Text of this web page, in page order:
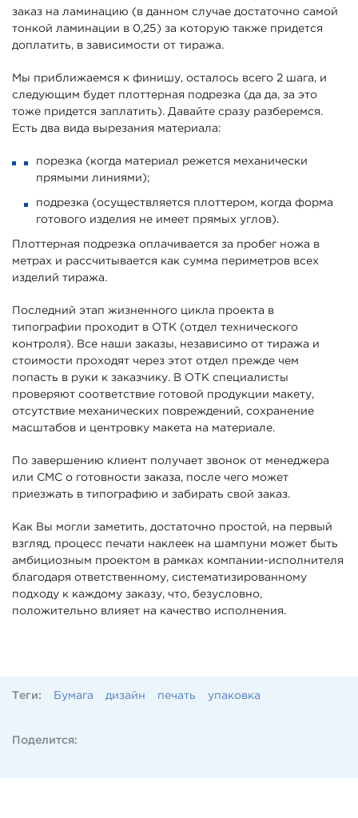
заказ на ламинацию (в данном случае достаточно самой
тонкой ламинации в 0,25) за которую также придется
доплатить, в зависимости от тиража.
Мы приближаемся к финишу, осталось всего 2 шага, и
следующим будет плоттерная подрезка (да да, за это
тоже придется заплатить). Давайте сразу разберемся.
Есть два вида вырезания материала:
порезка (когда материал режется механически
прямыми линиями);
подрезка (осуществляется плоттером, когда форма
готового изделия не имеет прямых углов).
Плоттерная подрезка оплачивается за пробег ножа в
метрах и рассчитывается как сумма периметров всех
изделий тиража.
Последний этап жизненного цикла проекта в
типографии проходит в ОТК (отдел технического
контроля). Все наши заказы, независимо от тиража и
стоимости проходят через этот отдел прежде чем
попасть в руки к заказчику. В ОТК специалисты
проверяют соответствие готовой продукции макету,
отсутствие механических повреждений, сохранение
масштабов и центровку макета на материале.
По завершению клиент получает звонок от менеджера
или СМС о готовности заказа, после чего может
приезжать в типографию и забирать свой заказ.
Как Вы могли заметить, достаточно простой, на первый
взгляд, процесс печати наклеек на шампуни может быть
амбициозным проектом в рамках компании-исполнителя
благодаря ответственному, систематизированному
подходу к каждому заказу, что, безусловно,
положительно влияет на качество исполнения.
Теги: Бумага дизайн печать упаковка
Поделится: